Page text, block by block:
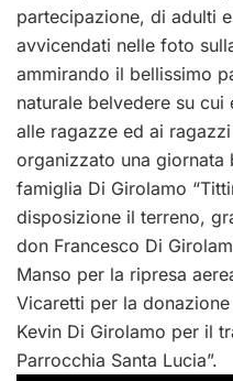
partecipazione, di adulti
avvicendati nelle foto
ammirando il bellissimo
naturale belvedere su
alle ragazze ed ai
organizzato una giornata
famiglia Di Girolamo
disposizione il terreno,
don Francesco Di
Manso per la ripresa
Vicaretti per la
Kevin Di Girolamo per il
Parrocchia Santa Lucia”.